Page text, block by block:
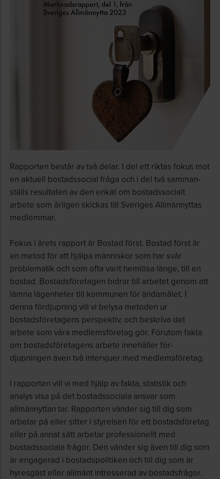
Rapporten består av två delar. I del ett riktas fokus mot
en aktuell bostadssocial fråga och i del två samman­
ställs resultaten av den enkät om bostadssocialt
arbete som årligen skickas till Sveriges Allmännyttas
medlemmar.
Fokus i årets rapport är Bostad först. Bostad först är
en metod för att hjälpa människor som har svår
problematik och som ofta varit hemlösa länge, till en
bostad. Bostadsföretagen bidrar till arbetet genom att
lämna lägenheter till kommunen för ändamålet. I
denna fördjupning vill vi belysa metoden ur
bostadsföretagens perspektiv, och beskriva det
arbete som våra medlems­företag gör. Förutom fakta
om bostadsföretagens arbete innehåller för­
djupningen även två intervjuer med medlemsföretag.
I rapporten vill vi med hjälp av fakta, statistik och
analys visa på det bostadssociala ansvar som
allmännyttan tar. Rapporten vänder sig till dig som
arbetar på eller sitter i styrelsen för ett bostadsföretag
eller på annat sätt arbetar professionellt med
bostadssociala frågor. Den vänder sig även till dig som
är engagerad i bostadspolitiken och till dig som är
hyresgäst eller allmänt intresserad av bostadsfrågor.